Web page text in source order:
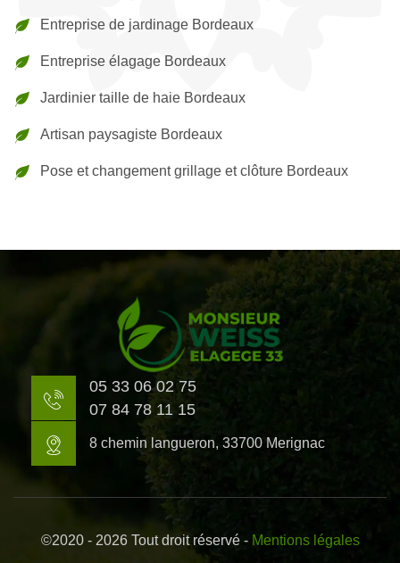
Entreprise de jardinage Bordeaux
Entreprise élagage Bordeaux
Jardinier taille de haie Bordeaux
Artisan paysagiste Bordeaux
Pose et changement grillage et clôture Bordeaux
05 33 06 02 75
07 84 78 11 15
8 chemin langueron, 33700 Merignac
©2020 - 2026 Tout droit réservé - Mentions légales